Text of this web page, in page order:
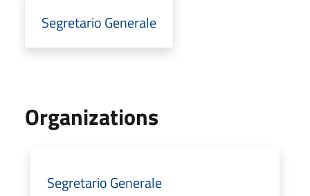
Segretario Generale
Organizations
Segretario Generale